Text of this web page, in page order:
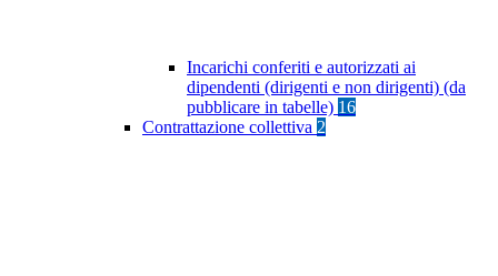
Incarichi conferiti e autorizzati ai
dipendenti (dirigenti e non dirigenti) (da
pubblicare in tabelle) 16
Contrattazione collettiva 2